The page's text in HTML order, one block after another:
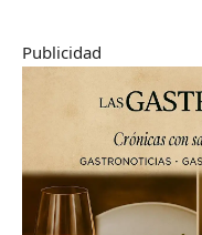
Publicidad